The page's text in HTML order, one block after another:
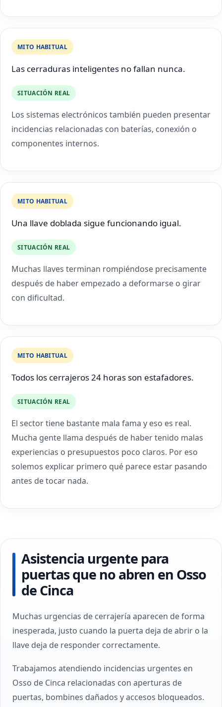
MITO HABITUAL
Las cerraduras inteligentes no fallan nunca.
SITUACIÓN REAL
Los sistemas electrónicos también pueden presentar
incidencias relacionadas con baterías, conexión o
componentes internos.
MITO HABITUAL
Una llave doblada sigue funcionando igual.
SITUACIÓN REAL
Muchas llaves terminan rompiéndose precisamente
después de haber empezado a deformarse o girar
con dificultad.
MITO HABITUAL
Todos los cerrajeros 24 horas son estafadores.
SITUACIÓN REAL
El sector tiene bastante mala fama y eso es real.
Mucha gente llama después de haber tenido malas
experiencias o presupuestos poco claros. Por eso
solemos explicar primero qué parece estar pasando
antes de tocar nada.
Asistencia urgente para
puertas que no abren en Osso
de Cinca
Muchas urgencias de cerrajería aparecen de forma
inesperada, justo cuando la puerta deja de abrir o la
llave deja de responder correctamente.
Trabajamos atendiendo incidencias urgentes en
Osso de Cinca relacionadas con aperturas de
puertas, bombines dañados y accesos bloqueados.